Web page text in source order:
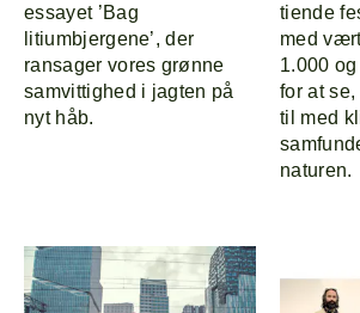
Program
Line-up
essayet ’Bag
litiumbjergene’, der
ransager vores grønne
samvittighed i jagten på
nyt håb.
tiende
med
1.000
for at
til med
naturen.